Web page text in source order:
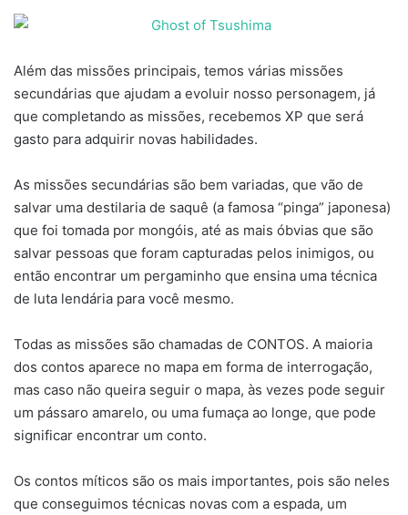
Além das missões principais, temos várias missões
secundárias que ajudam a evoluir nosso personagem, já
que completando as missões, recebemos XP que será
gasto para adquirir novas habilidades.
As missões secundárias são bem variadas, que vão de
salvar uma destilaria de saquê (a famosa “pinga” japonesa)
que foi tomada por mongóis, até as mais óbvias que são
salvar pessoas que foram capturadas pelos inimigos, ou
então encontrar um pergaminho que ensina uma técnica
de luta lendária para você mesmo.
Todas as missões são chamadas de CONTOS. A maioria
dos contos aparece no mapa em forma de interrogação,
mas caso não queira seguir o mapa, às vezes pode seguir
um pássaro amarelo, ou uma fumaça ao longe, que pode
significar encontrar um conto.
Os contos míticos são os mais importantes, pois são neles
que conseguimos técnicas novas com a espada, um